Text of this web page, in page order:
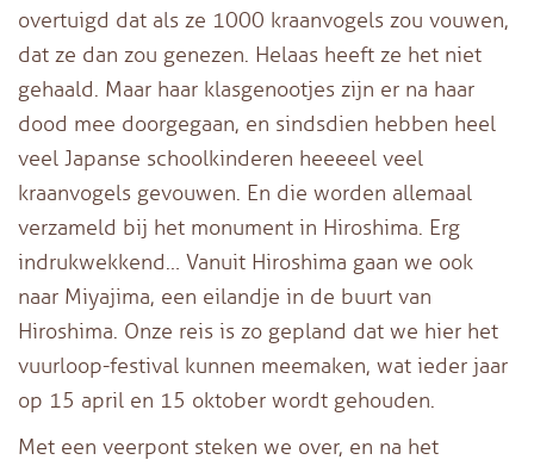
overtuigd dat als ze 1000 kraanvogels zou vouwen,
dat ze dan zou genezen. Helaas heeft ze het niet
gehaald. Maar haar klasgenootjes zijn er na haar
dood mee doorgegaan, en sindsdien hebben heel
veel Japanse schoolkinderen heeeeel veel
kraanvogels gevouwen. En die worden allemaal
verzameld bij het monument in Hiroshima. Erg
indrukwekkend… Vanuit Hiroshima gaan we ook
naar Miyajima, een eilandje in de buurt van
Hiroshima. Onze reis is zo gepland dat we hier het
vuurloop-festival kunnen meemaken, wat ieder jaar
op 15 april en 15 oktober wordt gehouden.
Met een veerpont steken we over, en na het